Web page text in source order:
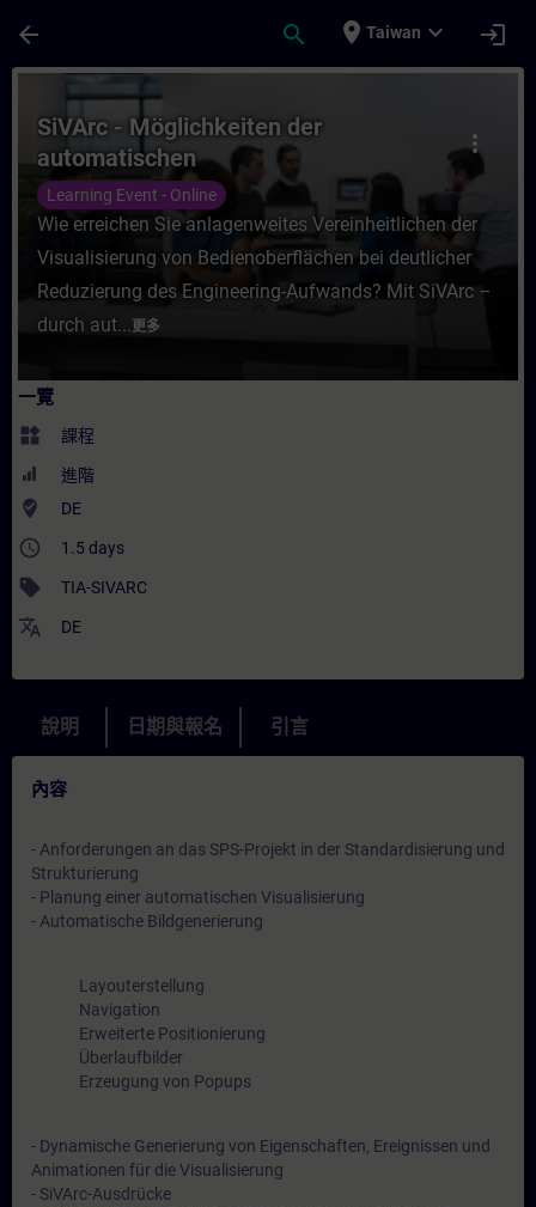
arrow_back search place Taiwan expand_more login
課程 - SiVArc - Möglichkeiten der
more_vert
SiVArc - Möglichkeiten der
automatischen
Visualisierungsgenerierung (Online-
Training)
Learning Event - Online
Wie erreichen Sie anlagenweites Vereinheitlichen der
Visualisierung von Bedienoberflächen bei deutlicher
Reduzierung des Engineering-Aufwands? Mit SiVArc –
durch aut...更多
一覽
widgets 課程
進階
where_to_vote DE
access_time 1.5 days
sell TIA-SIVARC
translate DE
說明 日期與報名 引言
內容
- Anforderungen an das SPS-Projekt in der Standardisierung und
Strukturierung
- Planung einer automatischen Visualisierung
- Automatische Bildgenerierung
Layouterstellung
Navigation
Erweiterte Positionierung
Überlaufbilder
Erzeugung von Popups
- Dynamische Generierung von Eigenschaften, Ereignissen und
Animationen für die Visualisierung
- SiVArc-Ausdrücke